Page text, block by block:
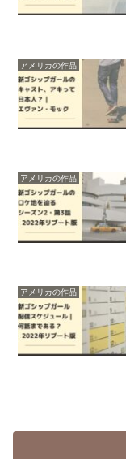
アメリカの作品
アメリカの作品
アメリカの作品